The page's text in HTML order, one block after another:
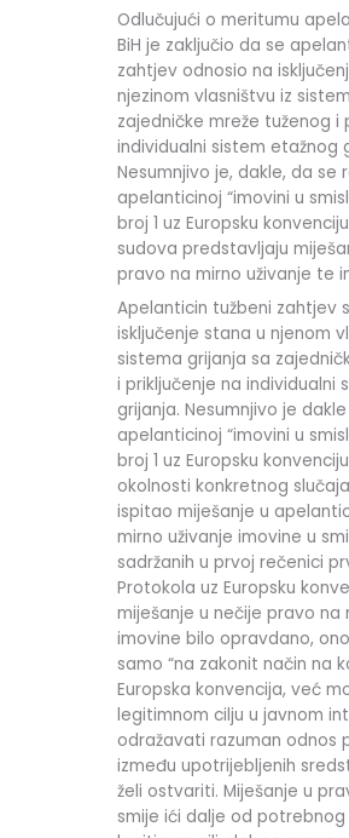
Odlučujući o meritumu
BiH je zaključio da se
zahtjev odnosio na
njezinom vlasništvu iz
zajedničke mreže tuženog i
individualni sistem etažnog
Nesumnjivo je, dakle, da se
apelanticinoj “imovini u
broj 1 uz Europsku
sudova predstavljaju
pravo na mirno uživanje te
Apelanticin tužbeni zahtjev
isključenje stana u njenom
sistema grijanja sa
i priključenje na individualni
grijanja. Nesumnjivo je
apelanticinoj “imovini u
broj 1 uz Europsku
okolnosti konkretnog
ispitao miješanje u
mirno uživanje imovine u
sadržanih u prvoj rečenici
Protokola uz Europsku
miješanje u nečije pravo na
imovine bilo opravdano,
samo “na zakonit način na
Europska konvencija, već
legitimnom cilju u javnom
odražavati razuman odnos
između upotrijebljenih
želi ostvariti. Miješanje u
smije ići dalje od